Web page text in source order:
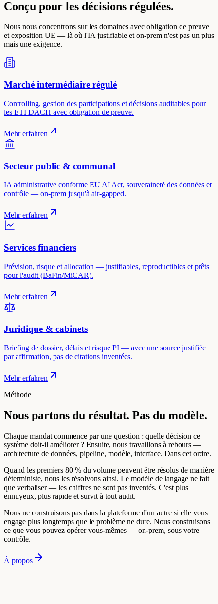
Conçu pour les décisions régulées.
Nous nous concentrons sur les domaines avec obligation de preuve
et exposition UE — là où l'IA justifiable et on-prem n'est pas un plus
mais une exigence.
Marché intermédiaire régulé
Controlling, gestion des participations et décisions auditables pour
les ETI DACH avec obligation de preuve.
Mehr erfahren
Secteur public & communal
IA administrative conforme EU AI Act, souveraineté des données et
contrôle — on-prem jusqu'à air-gapped.
Mehr erfahren
Services financiers
Prévision, risque et allocation — justifiables, reproductibles et prêts
pour l'audit (BaFin/MiCAR).
Mehr erfahren
Juridique & cabinets
Briefing de dossier, délais et risque PI — avec une source justifiée
par affirmation, pas de citations inventées.
Mehr erfahren
Méthode
Nous partons du résultat. Pas du modèle.
Chaque mandat commence par une question : quelle décision ce
système doit-il améliorer ? Ensuite, nous travaillons à rebours —
architecture de données, pipeline, modèle, interface. Dans cet ordre.
Quand les premiers 80 % du volume peuvent être résolus de manière
déterministe, nous les résolvons ainsi. Le modèle de langage ne fait
que verbaliser — les chiffres ne sont pas inventés. C'est plus
ennuyeux, plus rapide et survit à tout audit.
Nous ne construisons pas dans la plateforme d'un autre si elle vous
engage plus longtemps que le problème ne dure. Nous construisons
ce que vous pouvez opérer vous-mêmes — on-prem, sous votre
contrôle.
À propos